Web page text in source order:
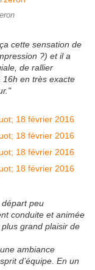
cette sensation de
?) et il a
de rallier
en très exacte
peu
conduite et animée
grand plaisir de
ambiance
d’équipe. En un